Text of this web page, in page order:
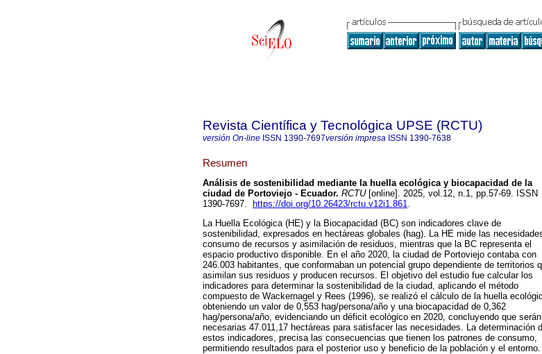
Revista Científica y Tecnológica UPSE (RCTU)
versión On-line ISSN 1390-7697versión impresa ISSN 1390-7638
Resumen
Análisis de sostenibilidad mediante la huella ecológica y biocapacidad de la
ciudad de Portoviejo - Ecuador. RCTU[online]. 2025, vol.12, n.1, pp.57-69. ISSN
1390-7697.
https://doi.org/10.26423/rctu.v12i1.861.
La Huella Ecológica (HE) y la Biocapacidad (BC) son indicadores clave de
sostenibilidad, expresados en hectáreas globales (hag). La HE mide las
consumo de recursos y asimilación de residuos, mientras que la BC representa el
espacio productivo disponible. En el año 2020, la ciudad de Portoviejo contaba con
246.003 habitantes, que conformaban un potencial grupo dependiente de territorios
asimilan sus residuos y producen recursos. El objetivo del estudio fue calcular los
indicadores para determinar la sostenibilidad de la ciudad, aplicando el método
compuesto de Wackernagel y Rees (1996), se realizó el cálculo de la huella
obteniendo un valor de 0,553 hag/persona/año y una biocapacidad de 0,362
hag/persona/año, evidenciando un déficit ecológico en 2020, concluyendo que serán
necesarias 47.011,17 hectáreas para satisfacer las necesidades. La determinación
estos indicadores, precisa las consecuencias que tienen los patrones de consumo,
permitiendo resultados para el posterior uso y beneficio de la población y el entorno.